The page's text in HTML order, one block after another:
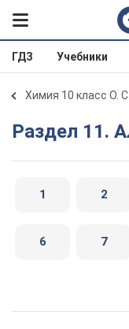
ГДЗ Учебники
Химия 10 класс О.
Раздел 11.
1 2
6 7